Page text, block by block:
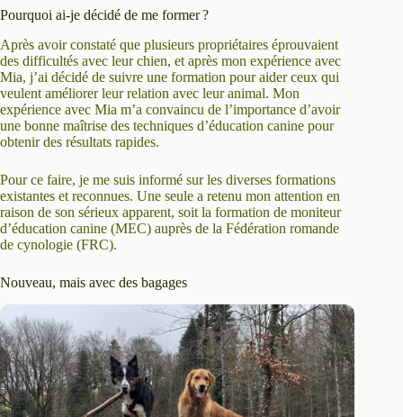
Pourquoi ai-je décidé de me former ?
Après avoir constaté que plusieurs propriétaires éprouvaient
des difficultés avec leur chien, et après mon expérience avec
Mia, j’ai décidé de suivre une formation pour aider ceux qui
veulent améliorer leur relation avec leur animal. Mon
expérience avec Mia m’a convaincu de l’importance d’avoir
une bonne maîtrise des techniques d’éducation canine pour
obtenir des résultats rapides.
Pour ce faire, je me suis informé sur les diverses formations
existantes et reconnues. Une seule a retenu mon attention en
raison de son sérieux apparent, soit la formation de moniteur
d’éducation canine (MEC) auprès de la Fédération romande
de cynologie (FRC).
Nouveau, mais avec des bagages